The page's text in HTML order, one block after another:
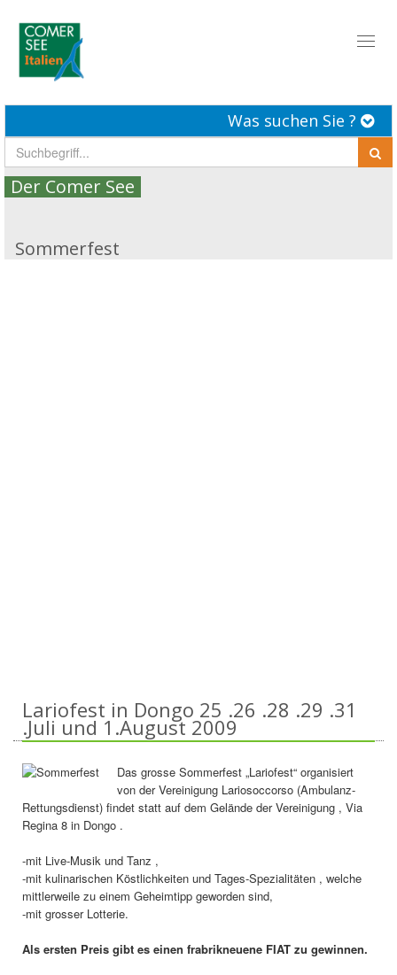
Was suchen Sie ?
Der Comer See
Sommerfest
Lariofest in Dongo 25 .26 .28 .29 .31
.Juli und 1.August 2009
Das grosse Sommerfest „Lariofest“ organisiert
von der Vereinigung Lariosoccorso (Ambulanz-
Rettungsdienst) findet statt auf dem Gelände der Vereinigung , Via
Regina 8 in Dongo .
-mit Live-Musik und Tanz ,
-mit kulinarischen Köstlichkeiten und Tages-Spezialitäten , welche
mittlerweile zu einem Geheimtipp geworden sind,
-mit grosser Lotterie.
Als ersten Preis gibt es einen frabrikneuene FIAT zu gewinnen.